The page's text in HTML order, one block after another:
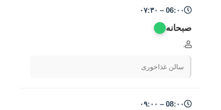
06:۰۰ – ۰۷:۳۰
صبحانه
.
سالن غذاخوری
08:۰۰ – ۰۹:۰۰